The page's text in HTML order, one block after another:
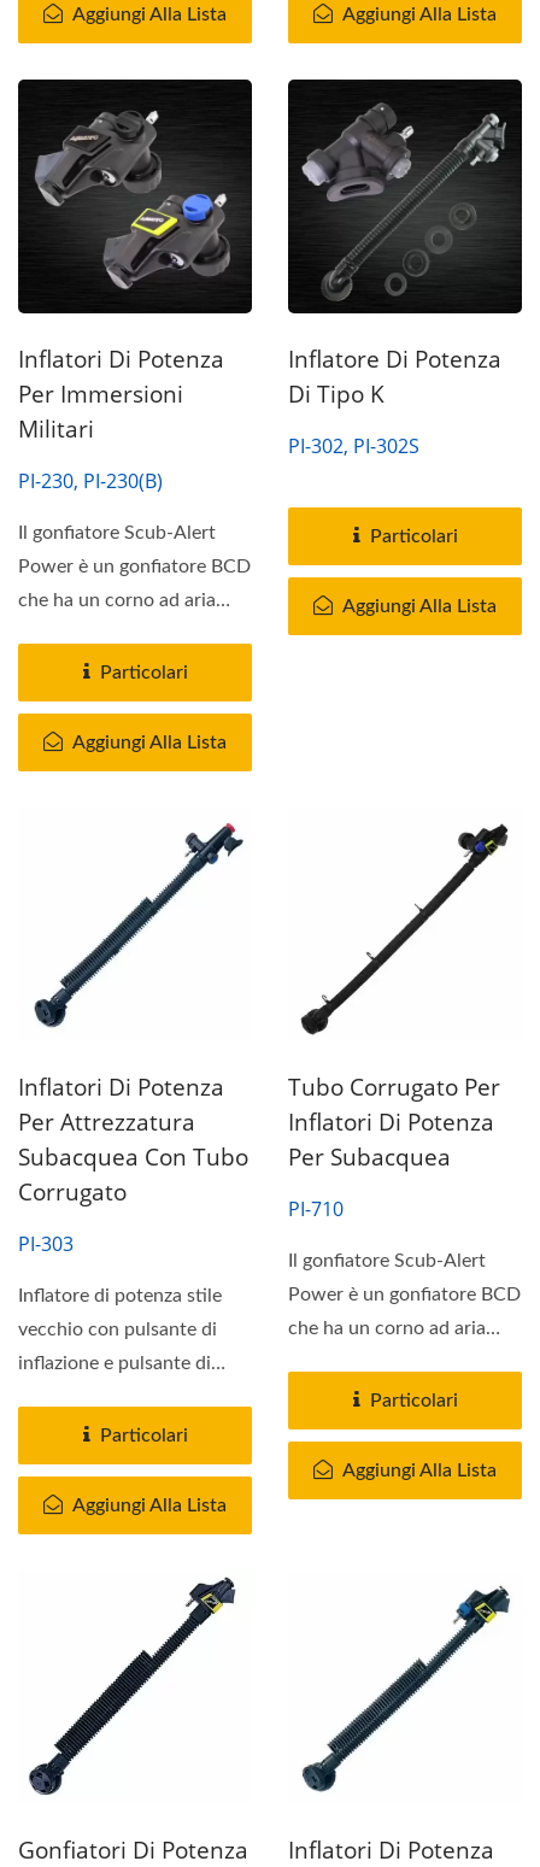
Aggiungi Alla Lista Aggiungi Alla Lista
Inflatori Di Potenza
Per Immersioni
Militari
PI-230, PI-230(B)
Il gonfiatore Scub-Alert
Power è un gonfiatore BCD
che ha un corno ad aria
Particolari
Aggiungi Alla Lista
Inflatore Di Potenza
Di Tipo K
PI-302, PI-302S
Particolari
Aggiungi Alla Lista
Inflatori Di Potenza
Per Attrezzatura
Subacquea Con Tubo
Corrugato
PI-303
Inflatore di potenza stile
vecchio con pulsante di
inflazione e pulsante di
Particolari
Aggiungi Alla Lista
Tubo Corrugato Per
Inflatori Di Potenza
Per Subacquea
PI-710
Il gonfiatore Scub-Alert
Power è un gonfiatore BCD
che ha un corno ad aria
Particolari
Aggiungi Alla Lista
Gonfiatori Di Potenza
Inflatori Di Potenza